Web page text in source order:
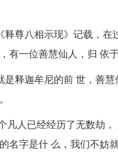
释尊八相示现》记载，在
有一位善慧仙人，归 依于
是释迦牟尼的前 世，善慧
凡人已经经历了无数劫，
名字是什 么，我们不妨